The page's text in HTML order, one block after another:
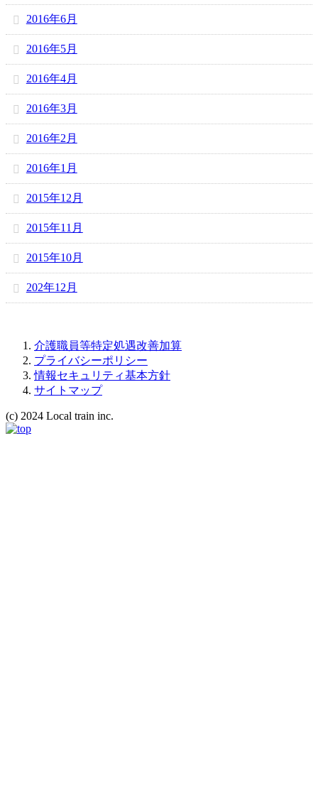
2016年6月
2016年5月
2016年4月
2016年3月
2016年2月
2016年1月
2015年12月
2015年11月
2015年10月
202年12月
介護職員等特定処遇改善加算
プライバシーポリシー
情報セキュリティ基本方針
サイトマップ
(c) 2024 Local train inc.